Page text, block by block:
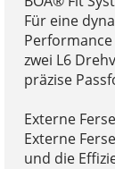
Für eine
zwei L6
präzise
Externe
Externe
und die